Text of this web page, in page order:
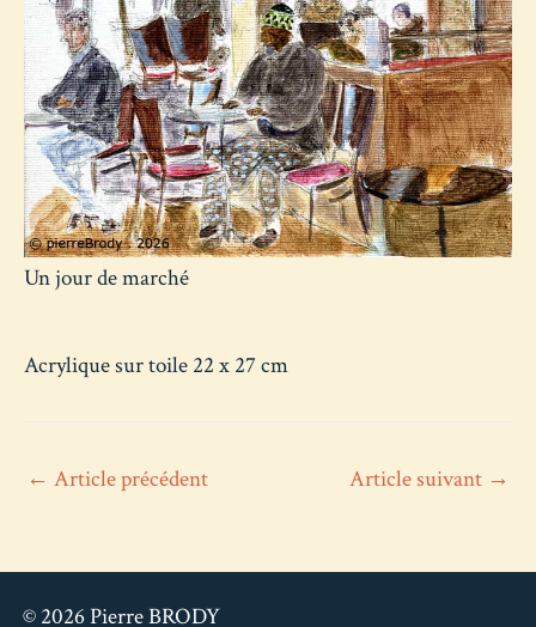
Un jour de marché
Acrylique sur toile 22 x 27 cm
Navigation
← Article précédent Article suivant →
© 2026 Pierre BRODY